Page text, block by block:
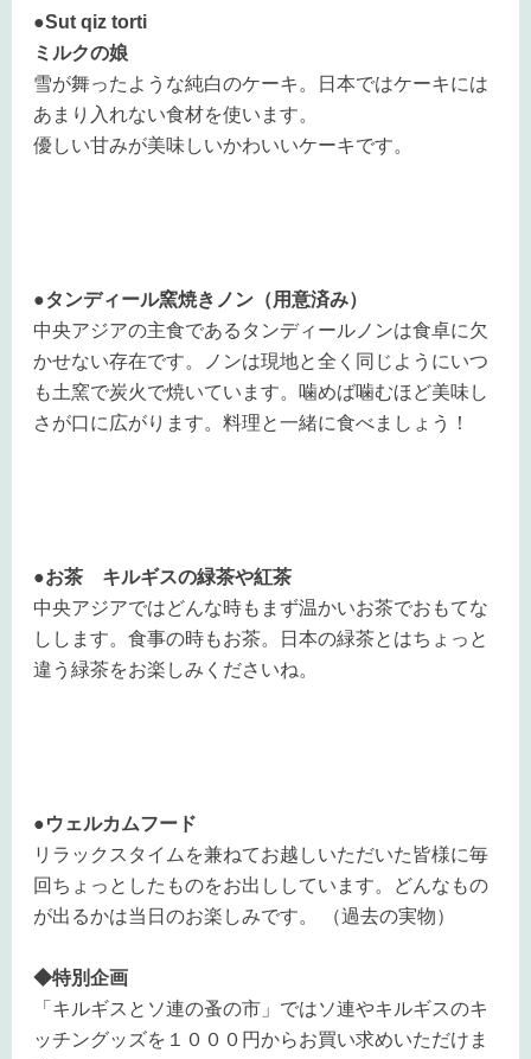
●Sut qiz torti
ミルクの娘
雪が舞ったような純白のケーキ。日本ではケーキには
あまり入れない食材を使います。
優しい甘みが美味しいかわいいケーキです。
●タンディール窯焼きノン（用意済み）
中央アジアの主食であるタンディールノンは食卓に欠
かせない存在です。ノンは現地と全く同じようにいつ
も土窯で炭火で焼いています。噛めば噛むほど美味し
さが口に広がります。料理と一緒に食べましょう！
●お茶 キルギスの緑茶や紅茶
中央アジアではどんな時もまず温かいお茶でおもてな
しします。食事の時もお茶。日本の緑茶とはちょっと
違う緑茶をお楽しみくださいね。
●ウェルカムフード
リラックスタイムを兼ねてお越しいただいた皆様に毎
回ちょっとしたものをお出ししています。どんなもの
が出るかは当日のお楽しみです。 （過去の実物）
◆特別企画
「キルギスとソ連の蚤の市」ではソ連やキルギスのキ
ッチングッズを１０００円からお買い求めいただけま